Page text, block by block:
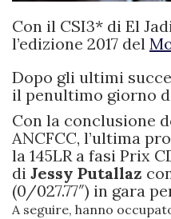
Con il CSI3* di El
l’edizione 2017 del
Dopo gli ultimi
il penultimo giorno
Con la conclusione
ANCFCC, l’ultima
la 145LR a fasi Prix
di Jessy Putallaz
(0/027.77″) in gara
A seguire, hanno